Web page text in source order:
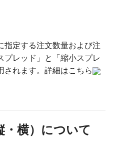
指定する注文数量および注
プレッド」と「縮小スプレ
されます。詳細はこちら
・横）について